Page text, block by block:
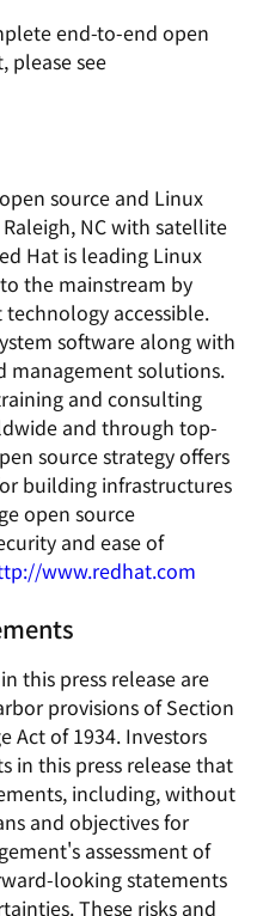
end-to-end open
please see
source and Linux
NC with satellite
Hat is leading Linux
the mainstream by
accessible.
software along with
management solutions.
and consulting
and through top-
source strategy offers
building infrastructures
open source
and ease of
www.redhat.com
this press release are
provisions of Section
Act of 1934. Investors
in this press release that
including, without
and objectives for
assessment of
looking statements
These risks and